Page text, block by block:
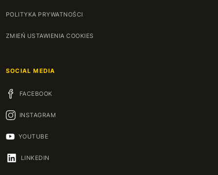
POLITYKA PRYWATNOŚCI
ZMIEŃ USTAWIENIA COOKIES
SOCIAL MEDIA
FACEBOOK
INSTAGRAM
YOUTUBE
LINKEDIN